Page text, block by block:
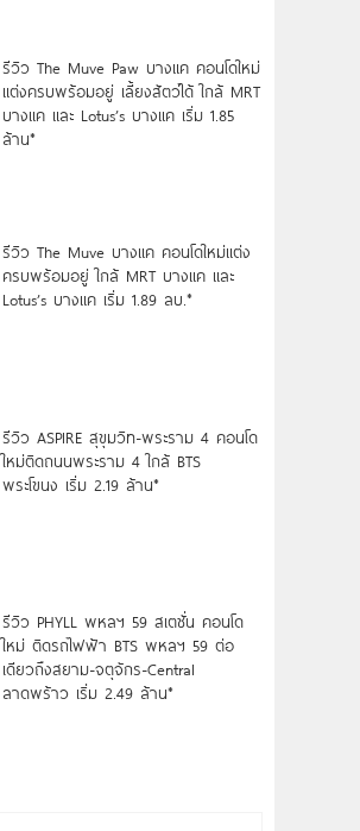
รีวิว The Muve Paw บางแค คอนโดใหม่
แต่งครบพร้อมอยู่ เลี้ยงสัตว์ได้ ใกล้ MRT
บางแค และ Lotus’s บางแค เริ่ม 1.85
ล้าน*
รีวิว The Muve บางแค คอนโดใหม่แต่ง
ครบพร้อมอยู่ ใกล้ MRT บางแค และ
Lotus’s บางแค เริ่ม 1.89 ลบ.*
รีวิว ASPIRE สุขุมวิท-พระราม 4 คอนโด
ใหม่ติดถนนพระราม 4 ใกล้ BTS
พระโขนง เริ่ม 2.19 ล้าน*
รีวิว PHYLL พหลฯ 59 สเตชั่น คอนโด
ใหม่ ติดรถไฟฟ้า BTS พหลฯ 59 ต่อ
เดียวถึงสยาม-จตุจักร-Central
ลาดพร้าว เริ่ม 2.49 ล้าน*